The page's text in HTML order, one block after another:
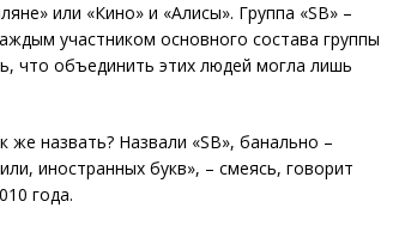
или «Кино» и «Алисы». Группа «SB» –
участником основного состава группы
что объединить этих людей могла лишь
же назвать? Назвали «SB», банально –
иностранных букв», – смеясь, говорит
года.